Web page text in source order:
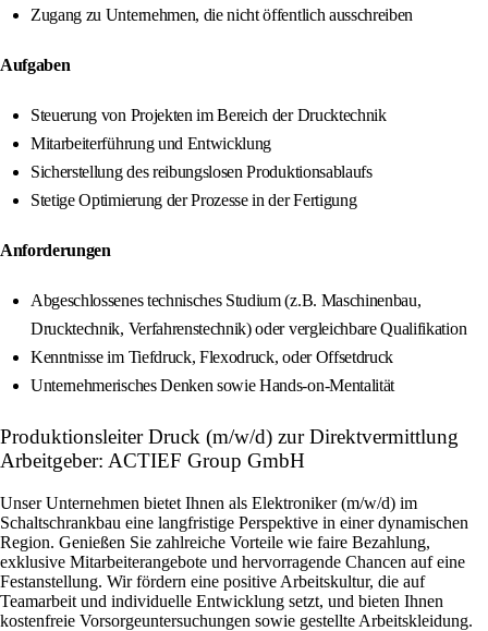
Zugang zu Unternehmen, die nicht öffentlich ausschreiben
Aufgaben
Steuerung von Projekten im Bereich der Drucktechnik
Mitarbeiterführung und Entwicklung
Sicherstellung des reibungslosen Produktionsablaufs
Stetige Optimierung der Prozesse in der Fertigung
Anforderungen
Abgeschlossenes technisches Studium (z.B. Maschinenbau,
Drucktechnik, Verfahrenstechnik) oder vergleichbare Qualifikation
Kenntnisse im Tiefdruck, Flexodruck, oder Offsetdruck
Unternehmerisches Denken sowie Hands-on-Mentalität
Produktionsleiter Druck (m/w/d) zur Direktvermittlung
Arbeitgeber: ACTIEF Group GmbH
Unser Unternehmen bietet Ihnen als Elektroniker (m/w/d) im
Schaltschrankbau eine langfristige Perspektive in einer dynamischen
Region. Genießen Sie zahlreiche Vorteile wie faire Bezahlung,
exklusive Mitarbeiterangebote und hervorragende Chancen auf eine
Festanstellung. Wir fördern eine positive Arbeitskultur, die auf
Teamarbeit und individuelle Entwicklung setzt, und bieten Ihnen
kostenfreie Vorsorgeuntersuchungen sowie gestellte Arbeitskleidung.